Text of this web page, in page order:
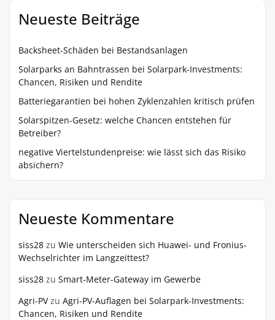
Neueste Beiträge
Backsheet-Schäden bei Bestandsanlagen
Solarparks an Bahntrassen bei Solarpark-Investments:
Chancen, Risiken und Rendite
Batteriegarantien bei hohen Zyklenzahlen kritisch prüfen
Solarspitzen-Gesetz: welche Chancen entstehen für
Betreiber?
negative Viertelstundenpreise: wie lässt sich das Risiko
absichern?
Neueste Kommentare
siss28 zu Wie unterscheiden sich Huawei- und Fronius-
Wechselrichter im Langzeittest?
siss28 zu Smart-Meter-Gateway im Gewerbe
Agri-PVzu Agri-PV-Auflagen bei Solarpark-Investments:
Chancen, Risiken und Rendite